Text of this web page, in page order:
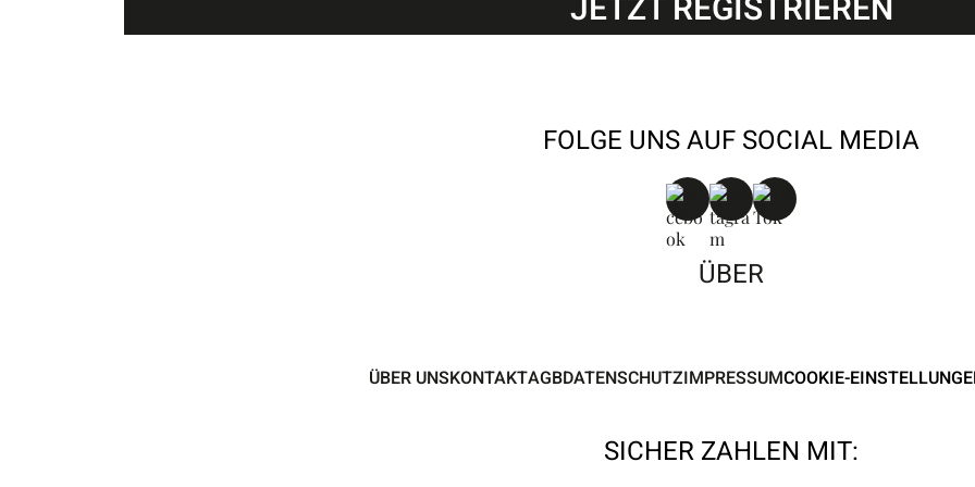
JETZT REGISTRIEREN
FOLGE UNS AUF SOCIAL MEDIA
ÜBER
ÜBER UNSKONTAKTAGBDATENSCHUTZIMPRESSUMCOOKIE-
SICHER ZAHLEN MIT: